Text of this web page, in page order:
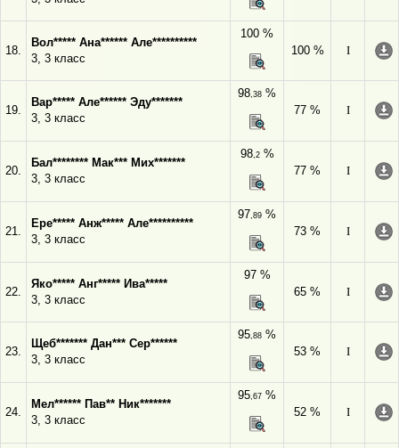
18.
Вол***** Ана****** Але**********
3, 3 класс
100 %
100 %
I
19.
Вар***** Але****** Эду*******
3, 3 класс
98,38 %
77 %
I
20.
Бал******** Мак*** Мих*******
3, 3 класс
98,2%
77 %
I
21.
Ере***** Анж***** Але**********
3, 3 класс
97,89 %
73 %
I
22.
Яко***** Анг***** Ива*****
3, 3 класс
97 %
65 %
I
23.
Щеб******* Дан*** Сер******
3, 3 класс
95,88 %
53 %
I
24.
Мел****** Пав** Ник*******
3, 3 класс
95,67 %
52 %
I